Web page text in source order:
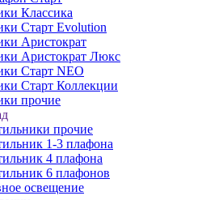
Классика
Старт Evolution
Аристократ
Аристократ Люкс
Старт NEO
Старт Коллекции
прочие
прочие
1-3 плафона
4 плафона
6 плафонов
освещение